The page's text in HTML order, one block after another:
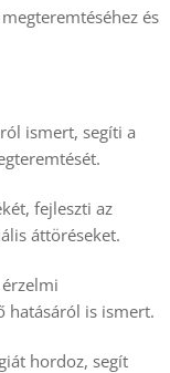
és
ismert, segíti a
fejleszti az
áttöréseket.
hatásáról is ismert.
hordoz, segít